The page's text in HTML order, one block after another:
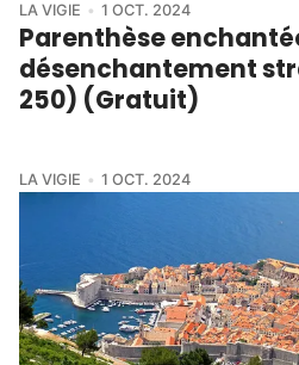
LA VIGIE 1 OCT. 2024
Parenthèse
désenchantement
250) (Gratuit)
LA VIGIE 1 OCT. 2024